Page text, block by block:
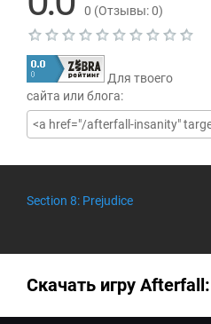
0 (Отзывы:0)
е
к
у
щ
а
я
ц
к
Для твоего
сайта или блога:
Section 8: Prejudice
Скачать игру